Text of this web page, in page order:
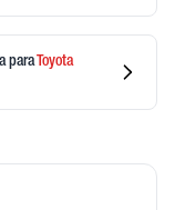
para Toyota